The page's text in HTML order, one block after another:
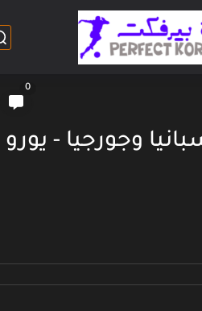
وجورجيا - يورو